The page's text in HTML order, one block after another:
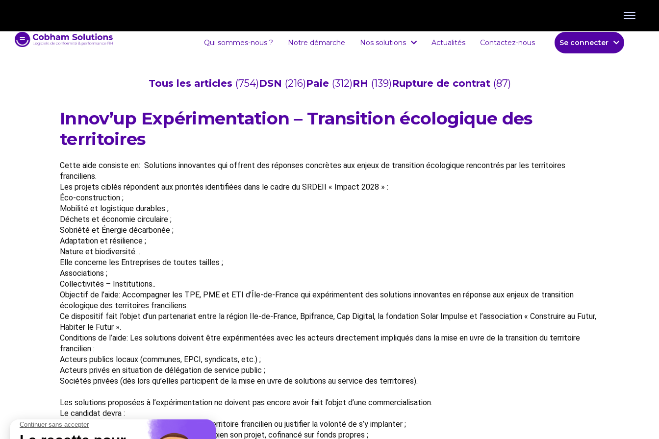
Qui sommes-nous ? Notre démarche Nos solutions Actualités Contactez-nous Se connecter
Tous les articles (754)DSN (216)Paie (312)RH (139)Rupture de contrat (87)
Innov’up Expérimentation – Transition écologique des
territoires
Cette aide consiste en: Solutions innovantes qui offrent des réponses concrètes aux enjeux de transition écologique rencontrés par les territoires
franciliens.
Les projets ciblés répondent aux priorités identifiées dans le cadre du SRDEII « Impact 2028 » :
Éco-construction ;
Mobilité et logistique durables ;
Déchets et économie circulaire ;
Sobriété et Énergie décarbonée ;
Adaptation et résilience ;
Nature et biodiversité. .
Elle concerne les Entreprises de toutes tailles ;
Associations ;
Collectivités – Institutions..
Objectif de l’aide: Accompagner les TPE, PME et ETI d’Île-de-France qui expérimentent des solutions innovantes en réponse aux enjeux de transition
écologique des territoires franciliens.
Ce dispositif fait l’objet d’un partenariat entre la région Ile-de-France, Bpifrance, Cap Digital, la fondation Solar Impulse et l’association « Construire au Futur,
Habiter le Futur ».
Conditions de l’aide: Les solutions doivent être expérimentées avec les acteurs directement impliqués dans la mise en uvre de la transition du territoire
francilien :
Acteurs publics locaux (communes, EPCI, syndicats, etc.) ;
Acteurs privés en situation de délégation de service public ;
Sociétés privées (dès lors qu’elles participent de la mise en uvre de solutions au service des territoires).
Les solutions proposées à l’expérimentation ne doivent pas encore avoir fait l’objet d’une commercialisation.
Le candidat devra :
posséder au moins un établissement sur le territoire francilien ou justifier la volonté de s’y implanter ;
démontrer la capacité financière de mener à bien son projet, cofinancé sur fonds propres ;